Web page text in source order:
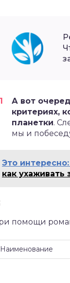
А вот
критериях,
планетки.
мы и
Это интересно:
как ухаживать
помощи
Наименование